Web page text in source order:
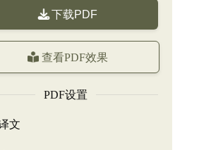
下载PDF
查看PDF效果
PDF设置
文